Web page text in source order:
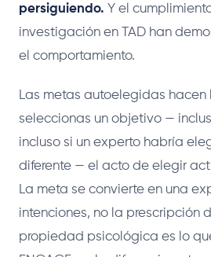
persiguiendo. Y el
investigación en TAD han
el comportamiento.
Las metas autoelegidas hacen
seleccionas un objetivo —
incluso si un experto habría
diferente — el acto de elegir
La meta se convierte en una
intenciones, no la prescripción
propiedad psicológica es lo